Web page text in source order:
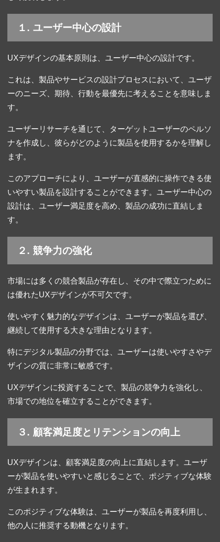
１. ユーザー中心の設計
UXデザインの基本原則は、ユーザー中心の設計です。
これは、製品やサービスの設計プロセスにおいて、ユーザ
ーのニーズ、期待、行動を最優先に考えることを意味しま
す。
ユーザーリサーチを通じて、ターゲットユーザーのペルソ
ナを作成し、彼らがどのように製品を使用するかを理解し
ます。
このアプローチにより、ユーザーが直感的に操作できる使
いやすい製品を設計することができます。ユーザー中心の
設計は、ユーザー満足度を高め、製品の成功に直結しま
す。
２. 競争力の強化
市場には多くの競合製品が存在し、その中で際立つために
は優れたUXデザインが不可欠です。
使いやすく魅力的なデザインは、ユーザーが製品を選び、
継続して使用する大きな理由となります。
特にデジタル製品の分野では、ユーザーは使いやすさやデ
ザインの質に非常に敏感です。
UXデザインに投資することで、製品の競争力を強化し、
市場での地位を確立することができます。
３. 顧客満足度とリテンションの向上
UXデザインは、顧客満足度の向上に直結します。ユーザ
ーが製品を使いやすいと感じることで、ポジティブな体験
が生まれます。
このポジティブな体験は、ユーザーが製品を再度利用し、
他の人に推奨する動機となります。